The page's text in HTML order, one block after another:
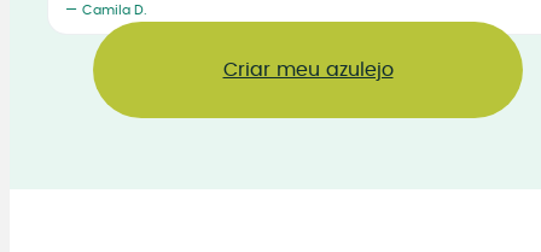
— Camila D.
Criar meu azulejo